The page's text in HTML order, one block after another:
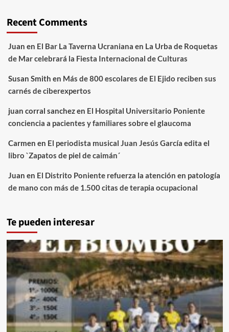
Recent Comments
Juan en El Bar La Taverna Ucraniana en La Urba de Roquetas
de Mar celebrará la Fiesta Internacional de Culturas
Susan Smith en Más de 800 escolares de El Ejido reciben sus
carnés de ciberexpertos
juan corral sanchezen El Hospital Universitario Poniente
conciencia a pacientes y familiares sobre el glaucoma
Carmen en El periodista musical Juan Jesús García edita el
libro `Zapatos de piel de caimán´
Juan en El Distrito Poniente refuerza la atención en patología
de mano con más de 1.500 citas de terapia ocupacional
Te pueden interesar